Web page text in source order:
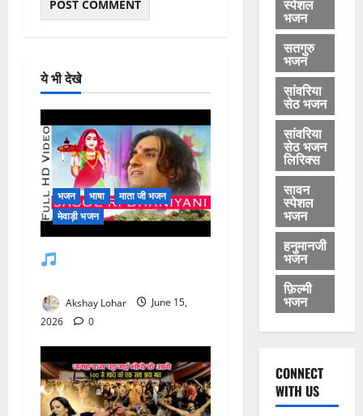
ये भी देखे
भजन भाषा
माता जी भजन
मेवाड़ी भजन
Akshay Lohar
June 15,
2026
0
भजन
सतगुरु
भजन
सांवरिया
सेठ भजन
सांवरिया
सेठ भजन
लिरिक्स
सावन
स्पेशल
भजन
हनुमानजी
भजन
फ़िल्मी
भजन
CONNECT
WITH US